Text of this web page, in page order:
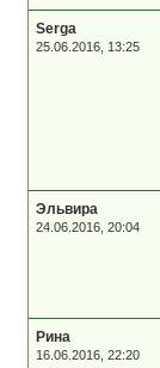
Serga
25.06.2016, 13:25
Эльвира
24.06.2016, 20:04
Рина
16.06.2016, 22:20